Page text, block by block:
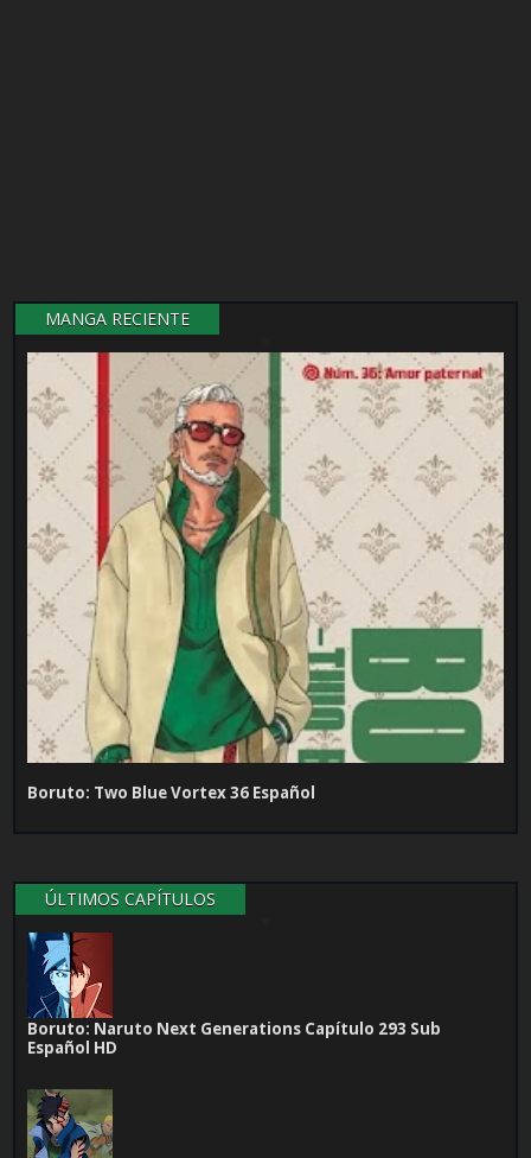
MANGA RECIENTE
Boruto: Two Blue Vortex 36 Español
ÚLTIMOS CAPÍTULOS
Boruto: Naruto Next Generations Capítulo 293 Sub
Español HD